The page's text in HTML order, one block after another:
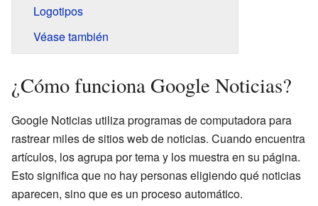
Logotipos
Véase también
¿Cómo funciona Google Noticias?
Google Noticias utiliza programas de computadora para
rastrear miles de sitios web de noticias. Cuando encuentra
artículos, los agrupa por tema y los muestra en su página.
Esto significa que no hay personas eligiendo qué noticias
aparecen, sino que es un proceso automático.